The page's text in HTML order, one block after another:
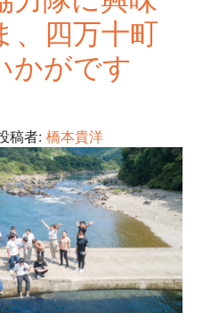
、四万十町
かがです
稿者: 橋本貴洋